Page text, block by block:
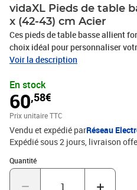
vidaXL Pieds de table
x (42-43) cm Acier
Ces pieds de table basse allient
choix idéal pour personnaliser
durable : Ce pied de table basse
carrée du pied de table basse lui
de table lourd.Conception pratique
comprend des niveleurs
des sols irréguliers et minimisant
est doté de trous pré-percés et de
utilisées pour fixer le pied au
qui facilite le montage.Esthétique
présente des lignes épurées et un
améliorer l'apparence générale du
Voir la description
En stock
60,58€
Prix unitaire TTC
Vendu et expédié parRéseau
Expédié sous 2 jours livraison
Quantité
Quantité : 1